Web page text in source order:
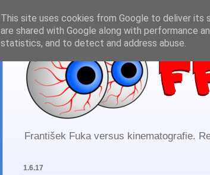
František Fuka versus kinematografie.
1.6.17
This site uses cookies from Google to deliver its
are shared with Google along with performance
statistics, and to detect and address abuse.